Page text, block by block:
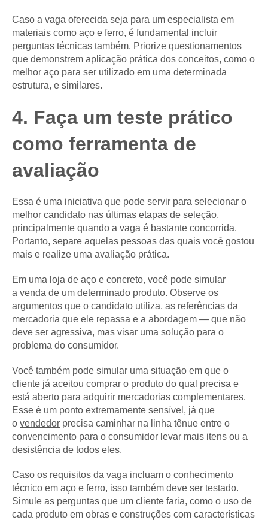
Caso a vaga oferecida seja para um especialista em
materiais como aço e ferro, é fundamental incluir
perguntas técnicas também. Priorize questionamentos
que demonstrem aplicação prática dos conceitos, como o
melhor aço para ser utilizado em uma determinada
estrutura, e similares.
4. Faça um teste prático
como ferramenta de
avaliação
Essa é uma iniciativa que pode servir para selecionar o
melhor candidato nas últimas etapas de seleção,
principalmente quando a vaga é bastante concorrida.
Portanto, separe aquelas pessoas das quais você gostou
mais e realize uma avaliação prática.
Em uma loja de aço e concreto, você pode simular
a venda de um determinado produto. Observe os
argumentos que o candidato utiliza, as referências da
mercadoria que ele repassa e a abordagem — que não
deve ser agressiva, mas visar uma solução para o
problema do consumidor.
Você também pode simular uma situação em que o
cliente já aceitou comprar o produto do qual precisa e
está aberto para adquirir mercadorias complementares.
Esse é um ponto extremamente sensível, já que
o vendedor precisa caminhar na linha tênue entre o
convencimento para o consumidor levar mais itens ou a
desistência de todos eles.
Caso os requisitos da vaga incluam o conhecimento
técnico em aço e ferro, isso também deve ser testado.
Simule as perguntas que um cliente faria, como o uso de
cada produto em obras e construções com características